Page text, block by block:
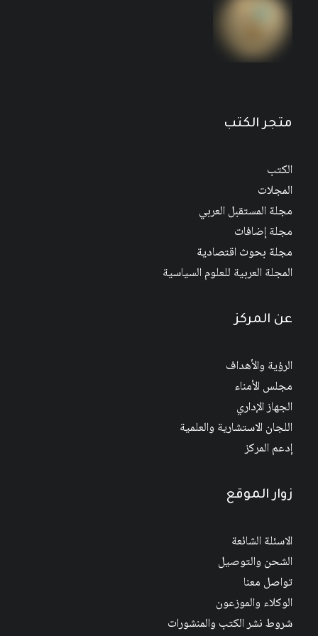
متجر الكتب
الكتب
المجلات
مجلة المستقبل العربي
مجلة إضافات
مجلة بحوث اقتصادية
المجلة العربية للعلوم السياسية
عن المركز
الرؤية والأهداف
مجلس الأمناء
الجهاز الإداري
اللجان الاستشارية والعلمية
إدعم المركز
زوار الموقع
الاسئلة الشائعة
الشحن والتوصيل
تواصل معنا
الوكلاء والموزعون
شروط نشر الكتب والمنشورات